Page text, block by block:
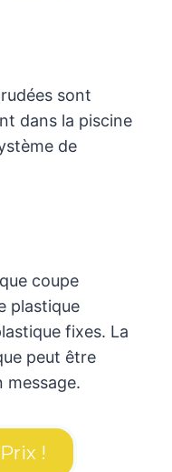
sont
dans la piscine
de
coupe
plastique
fixes. La
peut être
message.
!